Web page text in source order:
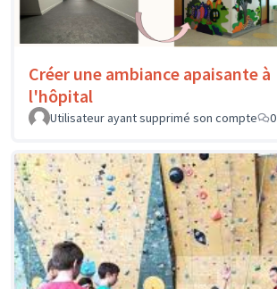
Créer une ambiance apaisante à
l'hôpital
Utilisateur ayant supprimé son compte
0